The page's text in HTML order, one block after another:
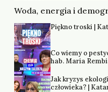
Woda, energia i
Piękno troski |
Co wiemy o
hab. Maria
Jak kryzys
człowieka? |